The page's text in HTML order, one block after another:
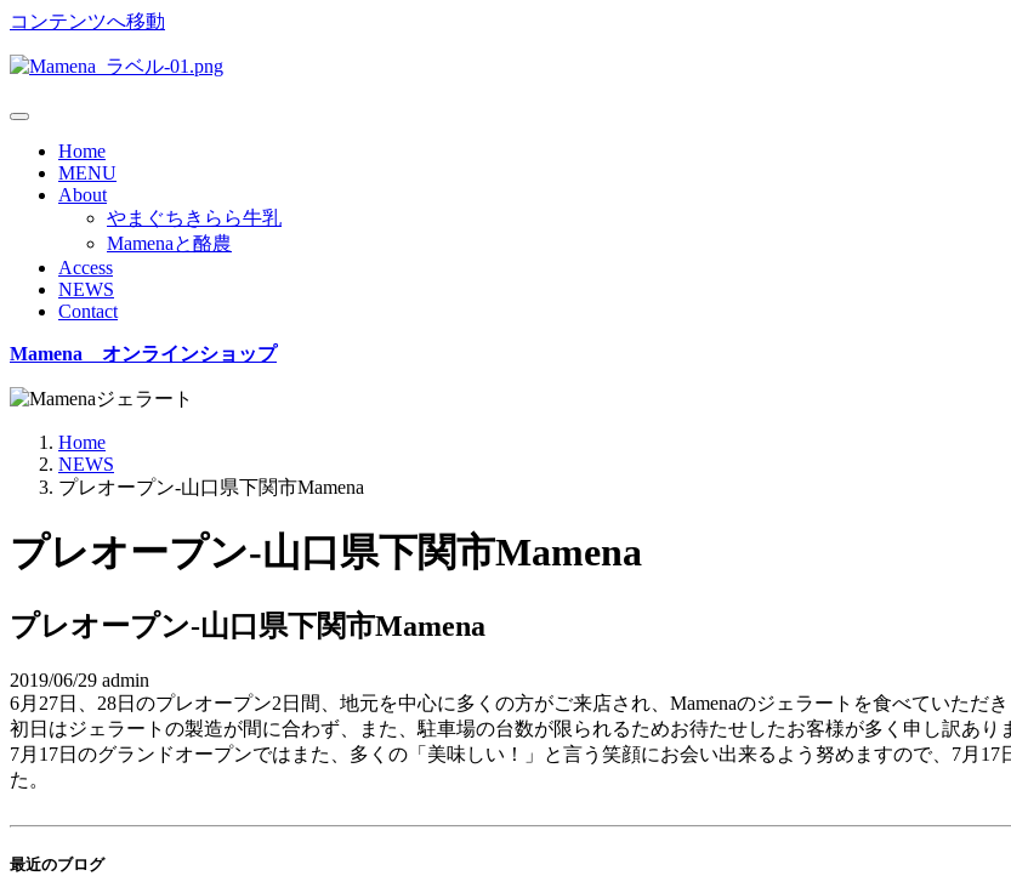
コンテンツへ移動
Home
MENU
About
やまぐちきらら牛乳
Mamenaと酪農
Access
NEWS
Contact
Mamena オンラインショップ
Home
NEWS
プレオープン-山口県下関市Mamena
プレオープン-山口県下関市Mamena
プレオープン-山口県下関市Mamena
2019/06/29 admin
6月27日、28日のプレオープン2日間、地元を中心に多くの方がご来店され、Mamenaのジェラートを食べていただき
初日はジェラートの製造が間に合わず、また、駐車場の台数が限られるためお待たせしたお客様が多く申し訳あり
7月17日のグランドオープンではまた、多くの「美味しい！」と言う笑顔にお会い出来るよう努めますので、7月
た。
最近のブログ